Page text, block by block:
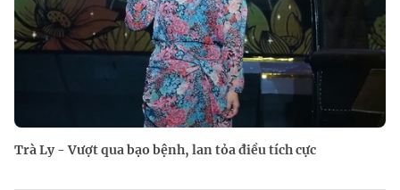
Trà Ly - Vượt qua bạo bệnh, lan tỏa điều tích cực